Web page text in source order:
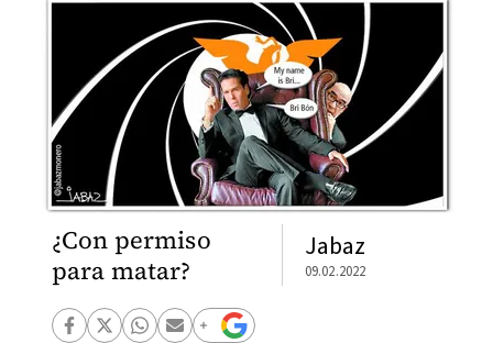
¿Con permiso
para matar?
Jabaz
09.02.2022